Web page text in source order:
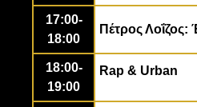
17:00-
18:00
Πέτρος
18:00-
19:00
Rap & Urban